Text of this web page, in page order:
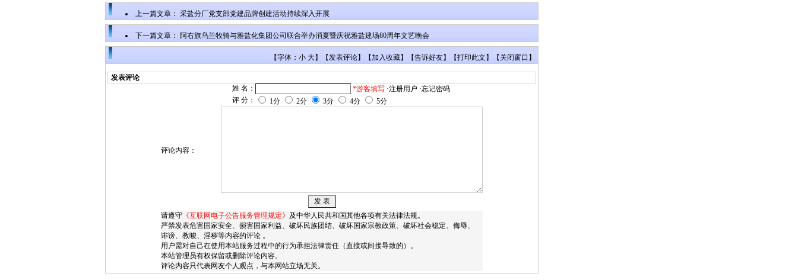
上一篇文章： 采盐分厂党支部党建品牌创建活动持续深入开展
下一篇文章： 阿右旗乌兰牧骑与雅盐化集团公司联合举办消夏暨庆祝雅盐建场80周年文艺晚会
【字体：小 大】【发表评论】【加入收藏】【告诉好友】【打印此文】【关闭窗口 】
发表评论
姓 名：
*游客填写 ·注册用户 ·忘记密码
评 分：
1分 2分 3分 4分 5分
评论内容：
请遵守 《互联网电子公告服务管理规定》 及中华人民共和国其他各项有关法律法规。
严禁发表危害国家安全、损害国家利益、破坏民族团结、破坏国家宗教政策、破坏社会稳定、侮辱、
诽谤、教唆、淫秽等内容的评论 。
用户需对自己在使用本站服务过程中的行为承担法律责任（直接或间接导致的）。
本站管理员有权保留或删除评论内容。
评论内容只代表网友个人观点，与本网站立场无关。